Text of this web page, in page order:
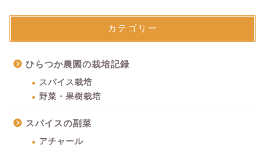
カテゴリー
ひらつか農園の栽培記録
スパイス栽培
野菜・果樹栽培
スパイスの副菜
アチャール